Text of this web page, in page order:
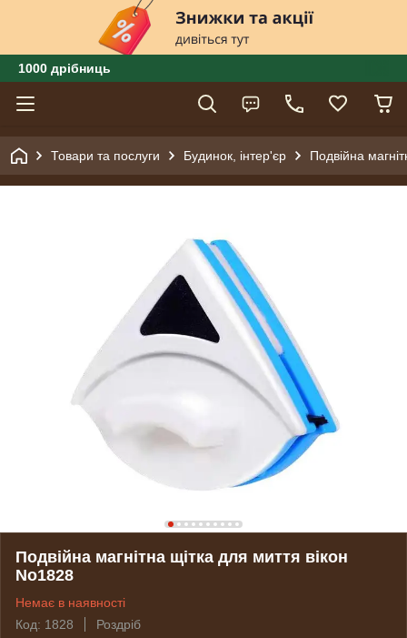
1000 дрібниць
Товари та послуги Будинок, інтер'єр Подвійна
Подвійна магнітна щітка для миття вікон
No1828
Немає в наявності
Код: 1828
Роздріб